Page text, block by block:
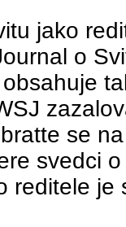
jako
o
se
svedci
reditele je